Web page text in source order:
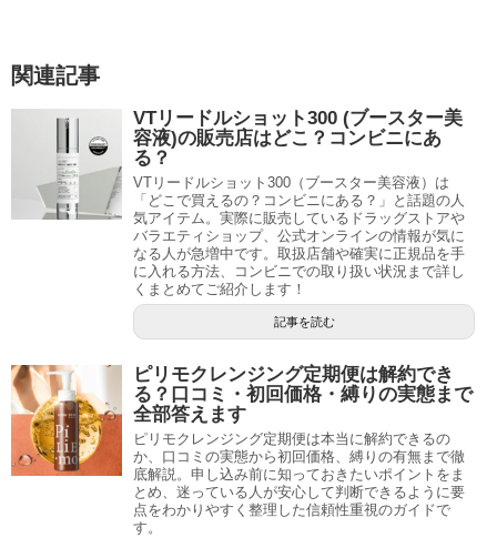
関連記事
VTリードルショット300 (ブースター美
容液)の販売店はどこ？コンビニにあ
る？
VTリードルショット300（ブースター美容液）は
「どこで買えるの？コンビニにある？」と話題の人
気アイテム。実際に販売しているドラッグストアや
バラエティショップ、公式オンラインの情報が気に
なる人が急増中です。取扱店舗や確実に正規品を手
に入れる方法、コンビニでの取り扱い状況まで詳し
くまとめてご紹介します！
記事を読む
ピリモクレンジング定期便は解約でき
る？口コミ・初回価格・縛りの実態まで
全部答えます
ピリモクレンジング定期便は本当に解約できるの
か、口コミの実態から初回価格、縛りの有無まで徹
底解説。申し込み前に知っておきたいポイントをま
とめ、迷っている人が安心して判断できるように要
点をわかりやすく整理した信頼性重視のガイドで
す。